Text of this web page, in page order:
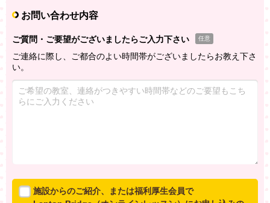
お問い合わせ内容
ご質問・ご要望がございましたらご入力下さい 任意
ご連絡に際し、ご都合のよい時間帯がございましたらお教え下さ
い。
施設からのご紹介、または福利厚生会員で